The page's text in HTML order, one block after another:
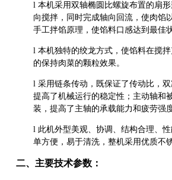
l 本机采用双轴椭圆比螺旋布置的扇
向搅拌，同时完成轴向回流，使肉馅
手工拌馅原理，使馅料口感达到最佳状
l 本机独特的绞龙方式，使馅料在搅
的保持肉菜的颗粒效果。
l 采用链条传动，既保证了传动比，双
提高了机械运行的稳定性；主动轴和
装，提高了主轴的承载能力和疲劳强度
l 此机外型美观、协调、结构合理、
单方便，易于清洗，整机采用优质不
二、主要技术参数：